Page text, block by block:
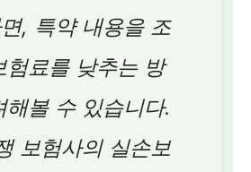
, 특약 내용을 조
험료를 낮추는 방
해볼 수 있습니다.
보험사의 실손보